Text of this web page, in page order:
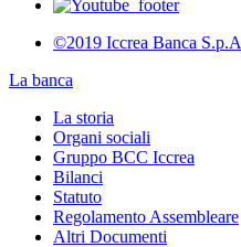
©2019 Iccrea Banca S.p.A
La banca
La storia
Organi sociali
Gruppo BCC Iccrea
Bilanci
Statuto
Regolamento Assembleare
Altri Documenti